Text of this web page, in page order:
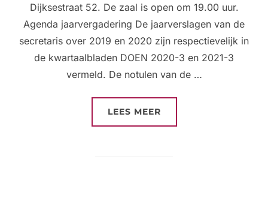
Dijksestraat 52. De zaal is open om 19.00 uur.
Agenda jaarvergadering De jaarverslagen van de
secretaris over 2019 en 2020 zijn respectievelijk in
de kwartaalbladen DOEN 2020-3 en 2021-3
vermeld. De notulen van de …
LEES MEER“ALGEMENE